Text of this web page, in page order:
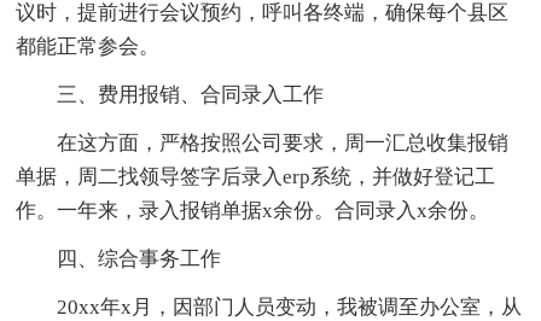
议时，提前进行会议预约，呼叫各终端，确保每个县区
都能正常参会。
三、费用报销、合同录入工作
在这方面，严格按照公司要求，周一汇总收集报销
单据，周二找领导签字后录入erp系统，并做好登记工
作。一年来，录入报销单据x余份。合同录入x余份。
四、综合事务工作
20xx年x月，因部门人员变动，我被调至办公室，从